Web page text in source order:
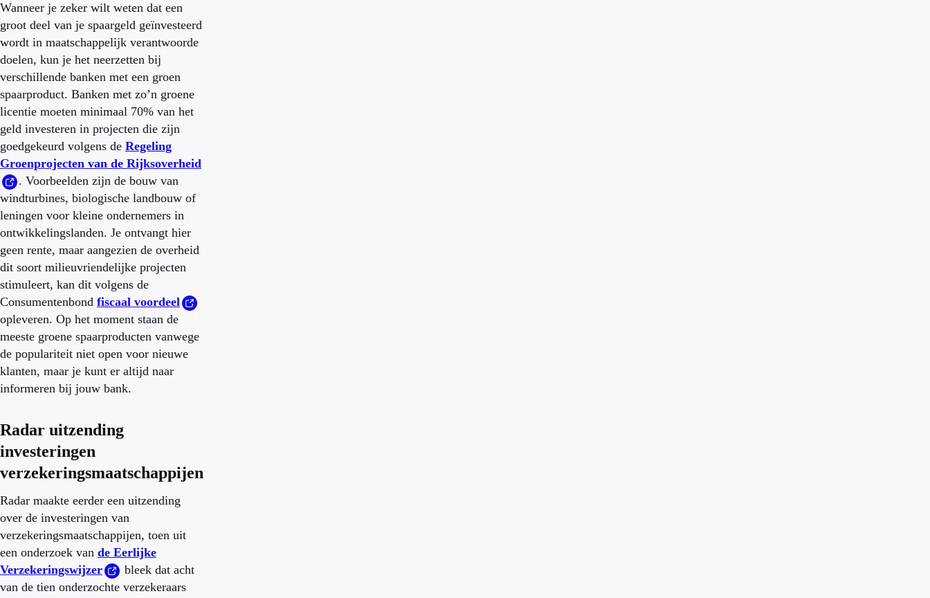
Wanneer je zeker wilt weten dat een
groot deel van je spaargeld geïnvesteerd
wordt in maatschappelijk verantwoorde
doelen, kun je het neerzetten bij
verschillende banken met een groen
spaarproduct. Banken met zo’n groene
licentie moeten minimaal 70% van het
geld investeren in projecten die zijn
goedgekeurd volgens de Regeling
Groenprojecten van de Rijksoverheid
. Voorbeelden zijn de bouw van
windturbines, biologische landbouw of
leningen voor kleine ondernemers in
ontwikkelingslanden. Je ontvangt hier
geen rente, maar aangezien de overheid
dit soort milieuvriendelijke projecten
stimuleert, kan dit volgens de
Consumentenbond fiscaal voordeel
opleveren. Op het moment staan de
meeste groene spaarproducten vanwege
de populariteit niet open voor nieuwe
klanten, maar je kunt er altijd naar
informeren bij jouw bank.
Radar uitzending
investeringen
verzekeringsmaatschappijen
Radar maakte eerder een uitzending
over de investeringen van
verzekeringsmaatschappijen, toen uit
een onderzoek van de Eerlijke
Verzekeringswijzer
bleek dat acht
van de tien onderzochte verzekeraars